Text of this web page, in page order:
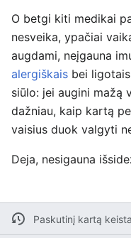
O betgi kiti medikai
nesveika, ypačiai
augdami, neįgauna
alergiškais bei
siūlo: jei augini mažą
dažniau, kaip kartą
vaisius duok valgyti
Deja, nesigauna
Paskutinį kartą